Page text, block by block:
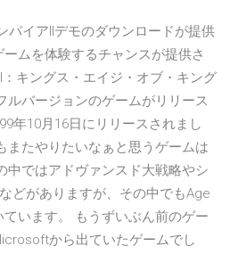
パイアIIデモのダウンロードが提供
ムを体験するチャンスが提供さ
キングス・エイジ・オブ・キング
ルバージョンのゲームがリリース
年10月16日にリリースされまし
またやりたいなぁと思うゲームは
中ではアドヴァンスド大戦略やシ
どがありますが、その中でもAge
います。 もうずいぶん前のゲー
から出ていたゲームでし